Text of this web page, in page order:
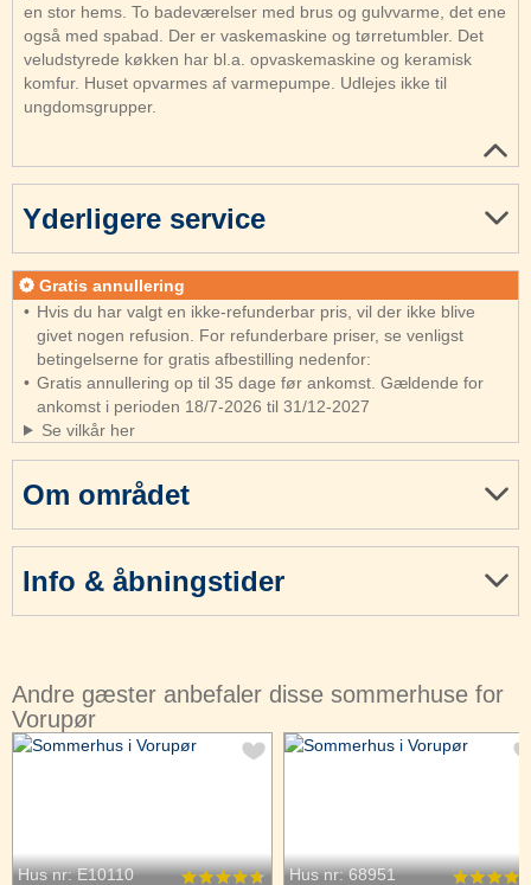
en stor hems. To badeværelser med brus og gulvvarme, det ene
også med spabad. Der er vaskemaskine og tørretumbler. Det
veludstyrede køkken har bl.a. opvaskemaskine og keramisk
komfur. Huset opvarmes af varmepumpe. Udlejes ikke til
ungdomsgrupper.
Om området
Info & åbningstider
Yderligere service
Gratis annullering
Hvis du har valgt en ikke-refunderbar pris, vil der ikke blive
givet nogen refusion. For refunderbare priser, se venligst
betingelserne for gratis afbestilling nedenfor:
Gratis annullering op til 35 dage før ankomst. Gældende for
ankomst i perioden 18/7-2026 til 31/12-2027
Se vilkår her
Andre gæster anbefaler disse sommerhuse for
Vorupør
Hus nr: E10110 Hus nr: 68951